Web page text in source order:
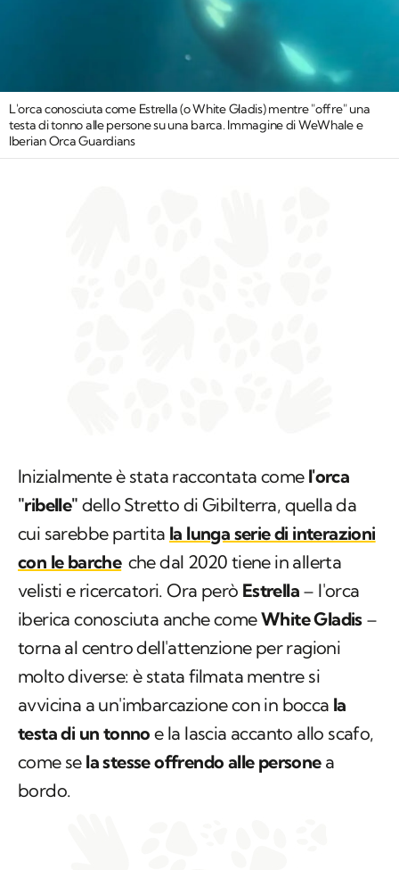
L'orca conosciuta come Estrella (o White Gladis) mentre "offre" una
testa di tonno alle persone su una barca. Immagine di WeWhale e
Iberian Orca Guardians
Inizialmente è stata raccontata come l'orca
"ribelle" dello Stretto di Gibilterra, quella da
cui sarebbe partita la lunga serie di interazioni
con le barche che dal 2020 tiene in allerta
velisti e ricercatori. Ora però Estrella – l'orca
iberica conosciuta anche comeWhite Gladis–
torna al centro dell'attenzione per ragioni
molto diverse: è stata filmata mentre si
avvicina a un'imbarcazione con in bocca la
testa di un tonno e la lascia accanto allo scafo,
come sela stesse offrendo alle personea
bordo.